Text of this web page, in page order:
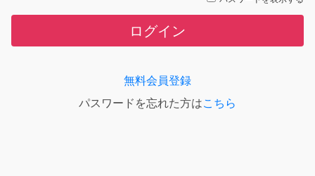
ログイン
無料会員登録
パスワードを忘れた方はこちら